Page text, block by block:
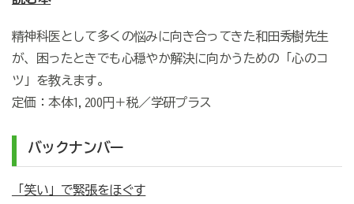
精神科医として多くの悩みに向き合ってきた和田秀樹先生
が、困ったときでも心穏やか解決に向かうための「心のコ
ツ」を教えます。
定価：本体1,200円＋税／学研プラス
バックナンバー
「笑い」で緊張をほぐす